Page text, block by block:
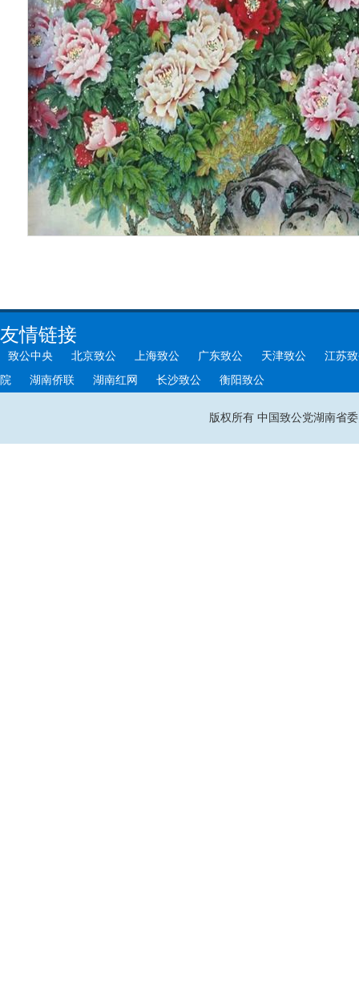
友情链接
致公中央 北京致公 上海致公 广东致公 天津致公
江苏
院
湖南侨联 湖南红网 长沙致公 衡阳致公
版权所有 中国致公党湖南省